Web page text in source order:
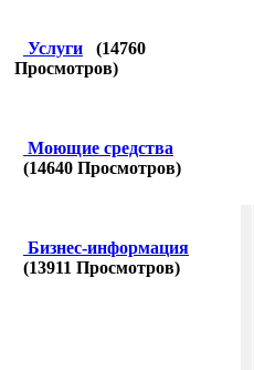
Услуги (14760
Просмотров)
Моющие средства
(14640 Просмотров)
Бизнес-информация
(13911 Просмотров)